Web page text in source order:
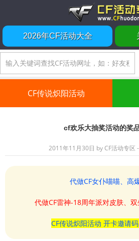
2026年CF活动大全
CF传说炽阳活动
cf欢乐大抽奖活动的奖
2011年11月30日 byCF活动专区
代做CF女仆喵喵、高
代做CF雷神-18周年派对皮肤、
CF传说炽阳活动 开卡邀请